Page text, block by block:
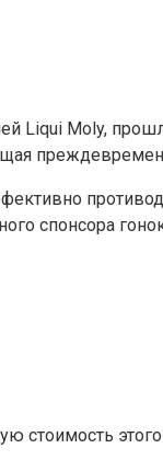
Moly,
спонсора
стоимость